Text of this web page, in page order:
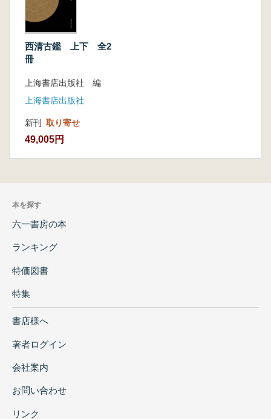
西清古鑑 上下 全2
冊
上海書店出版社 編
上海書店出版社
新刊 取り寄せ
49,005円
本を探す
六一書房の本
ランキング
特価図書
特集
書店様へ
著者ログイン
会社案内
お問い合わせ
リンク